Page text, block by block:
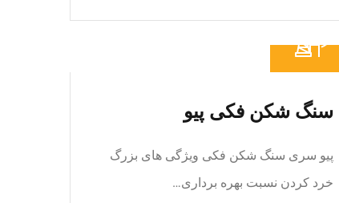
سنگ شکن فکی پیو
پیو سری سنگ شکن فکی ویژگی های بزرگ
خرد کردن نسبت بهره برداری…